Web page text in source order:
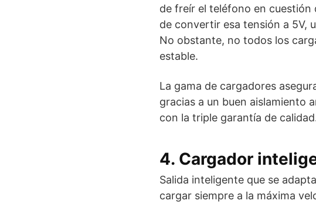
de freír el teléfono en cuestión
de convertir esa tensión a 5V,
No obstante, no todos los
estable.
La gama de cargadores
gracias a un buen aislamiento
con la triple garantía de
4. Cargador
Salida inteligente que se
cargar siempre a la máxima